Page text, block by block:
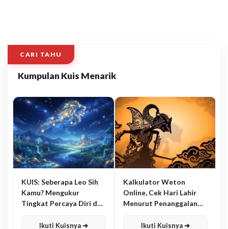
CARI TAHU
Kumpulan Kuis Menarik
KUIS: Seberapa Leo Sih
Kamu? Mengukur
Tingkat Percaya Diri dan
Ikuti Kuisnya ➔
Kalkulator Weton
Online, Cek Hari Lahir
Menurut Penanggalan
Ikuti Kuisnya ➔